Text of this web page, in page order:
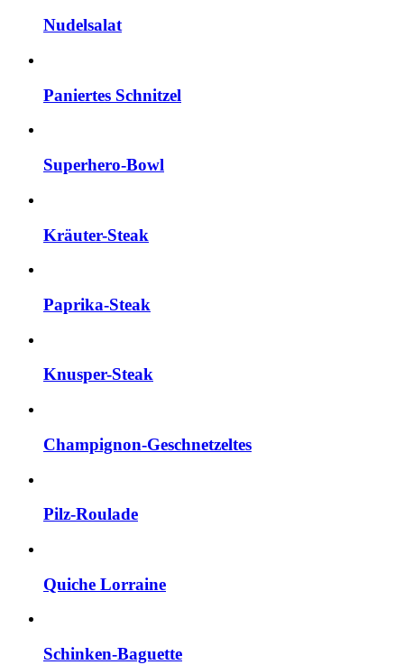
Nudelsalat
Paniertes Schnitzel
Superhero-Bowl
Kräuter-Steak
Paprika-Steak
Knusper-Steak
Champignon-Geschnetzeltes
Pilz-Roulade
Quiche Lorraine
Schinken-Baguette